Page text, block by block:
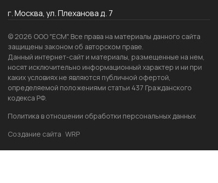
г. Москва, ул. Плеханова д. 7
© 2026 ООО "ЕСМ". Все права на материалы данного сайта
защищены законом об авторском праве.
Данный интернет-сайт и материалы, размещенные на нем,
носят исключительно информационный характер и ни при
каких условиях не являются публичной офертой,
определяемой положениями статьи 437 Гражданского
кодекса РФ.
Политика в отношении обработки персональных данных
Создание сайта WRP